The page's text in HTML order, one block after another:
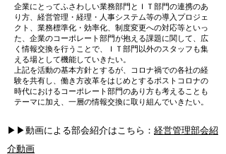
企業にとってふさわしい業務部門とＩＴ部門の連携のあ
り方、経営管理・経理・人事システム等の導入プロジェ
クト、業務標準化・効率化、制度変更への対応等といっ
た、企業のコーポレート部門が抱える課題に関して、広
く情報交換を行うことで、ＩＴ部門以外のスタッフも集
える場として機能していきたい。
上記を活動の基本方針とするが、コロナ禍での各社の経
験を共有し、働き方改革をはじめとするポストコロナの
時代におけるコーポレート部門のあり方も考えることも
テーマに加え、一層の情報交換に取り組んでいきたい。
▶▶動画による部会紹介はこちら： 経営管理部会紹
介動画